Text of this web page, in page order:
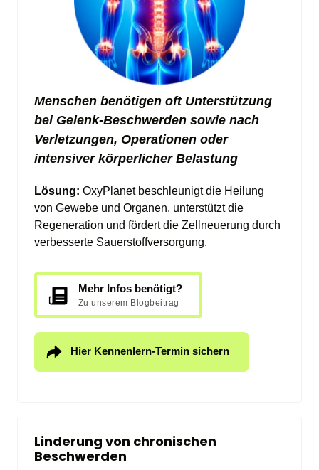
Menschen benötigen oft Unterstützung
bei Gelenk-Beschwerden sowie nach
Verletzungen, Operationen oder
Lösung: OxyPlanet beschleunigt die Heilung
von Gewebe und Organen, unterstützt die
Regeneration und fördert die Zellneuerung durch
verbesserte Sauerstoffversorgung.
Mehr Infos benötigt?
Zu unserem Blogbeitrag
Hier Kennenlern-Termin sichern
Linderung von chronischen
Beschwerden